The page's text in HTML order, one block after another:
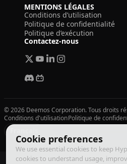
Cookie preferences
We use essential cookies to keep
cookies to understand usage,
MENTIONS LÉGALES
Conditions d’utilisation
Politique de confidentialité
Politique d’exécution
Contactez-nous
© 2026 Deemos Corporation. Tous droits
Conditions d'utilisationPolitique de